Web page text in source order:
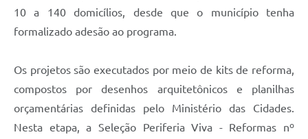
10 a 140 domicílios, desde que o município tenha
formalizado adesão ao programa.
Os projetos são executados por meio de kits de reforma,
compostos por desenhos arquitetônicos e planilhas
orçamentárias definidas pelo Ministério das Cidades.
Nesta etapa, a Seleção Periferia Viva - Reformas nº